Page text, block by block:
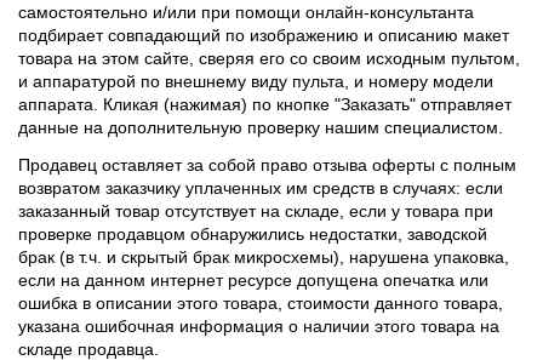
самостоятельно и/или при помощи онлайн-консультанта
подбирает совпадающий по изображению и описанию макет
товара на этом сайте, сверяя его со своим исходным пультом,
и аппаратурой по внешнему виду пульта, и номеру модели
аппарата. Кликая (нажимая) по кнопке "Заказать" отправляет
данные на дополнительную проверку нашим специалистом.
Продавец оставляет за собой право отзыва оферты с полным
возвратом заказчику уплаченных им средств в случаях: если
заказанный товар отсутствует на складе, если у товара при
проверке продавцом обнаружились недостатки, заводской
брак (в т.ч. и скрытый брак микросхемы), нарушена упаковка,
если на данном интернет ресурсе допущена опечатка или
ошибка в описании этого товара, стоимости данного товара,
указана ошибочная информация о наличии этого товара на
складе продавца.